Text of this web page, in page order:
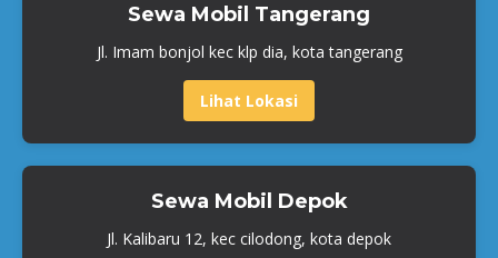
Sewa Mobil Tangerang
Jl. Imam bonjol kec klp dia, kota tangerang
Lihat Lokasi
Sewa Mobil Depok
Jl. Kalibaru 12, kec cilodong, kota depok